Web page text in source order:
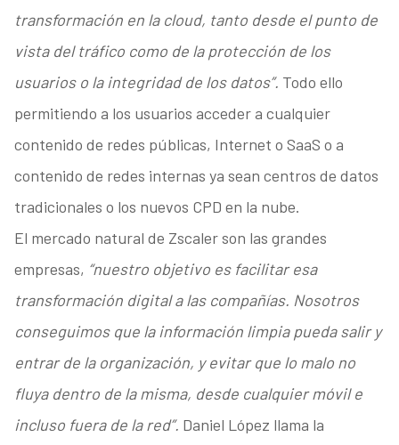
transformación en la cloud, tanto desde el punto de
vista del tráfico como de la protección de los
usuarios o la integridad de los datos”. Todo ello
permitiendo a los usuarios acceder a cualquier
contenido de redes públicas, Internet o SaaS o a
contenido de redes internas ya sean centros de datos
tradicionales o los nuevos CPD en la nube.
El mercado natural de Zscaler son las grandes
empresas, “nuestro objetivo es facilitar esa
transformación digital a las compañías. Nosotros
conseguimos que la información limpia pueda salir y
entrar de la organización, y evitar que lo malo no
fluya dentro de la misma, desde cualquier móvil e
incluso fuera de la red”. Daniel López llama la